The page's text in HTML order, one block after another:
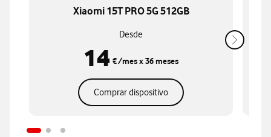
Xiaomi 15T PRO 5G 512GB
Desde
14 €/mesx 36 meses
Comprar dispositivo